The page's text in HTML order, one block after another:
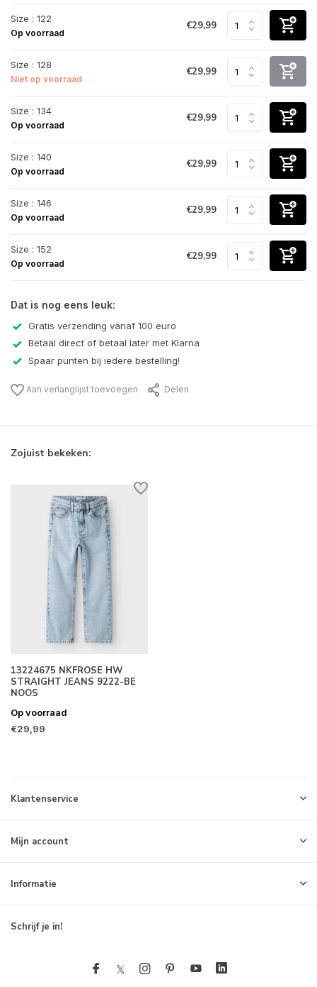
Size : 122
Op voorraad
€29,99
Size : 128
Niet op voorraad
€29,99
Size : 134
Op voorraad
€29,99
Size : 140
Op voorraad
€29,99
Size : 146
Op voorraad
€29,99
Size : 152
Op voorraad
€29,99
Dat is nog eens leuk:
Gratis verzending vanaf 100 euro
Betaal direct of betaal later met Klarna
Spaar punten bij iedere bestelling!
Aan verlanglijst toevoegen Delen
Zojuist bekeken:
13224675 NKFROSE HW
STRAIGHT JEANS 9222-BE
NOOS
Op voorraad
€29,99
Klantenservice
Mijn account
Informatie
Schrijf je in!